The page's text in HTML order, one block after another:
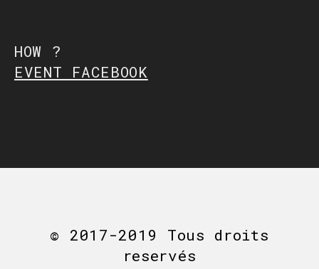
HOW ?
EVENT FACEBOOK
© 2017-2019 Tous droits
reservés